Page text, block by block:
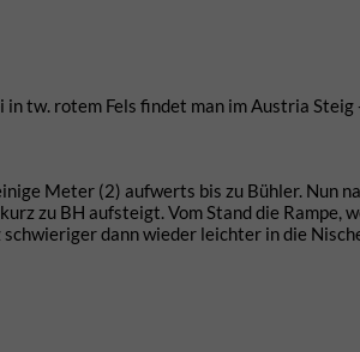
tw. rotem Fels findet man im Austria
Meter (2) aufwerts bis zu Bühler. Nun
zu BH aufsteigt. Vom Stand die Rampe,
dann wieder leichter in die